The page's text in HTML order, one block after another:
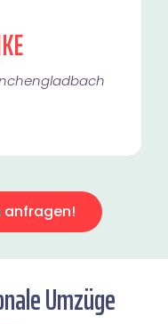
anfragen!
Umzüge